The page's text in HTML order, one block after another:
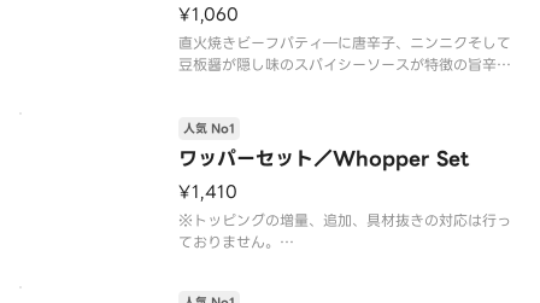
¥1,060
直火焼きビーフパティ―に唐辛子、ニンニクそして
豆板醤が隠し味のスパイシーソースが特徴の旨辛バ
※トッピングの増量、追加、具材抜きの対応は行っ
ておりません。予めご了承ください。
ワッパーセット／Whopper Set
人気 No1
¥1,410
※トッピングの増量、追加、具材抜きの対応は行っ
ておりません。